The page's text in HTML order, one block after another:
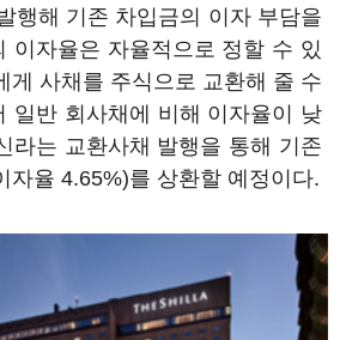
행해 기존 차입금의 이자 부담을
이자율은 자율적으로 정할 수 있
게 사채를 주식으로 교환해 줄 수
일반 회사채에 비해 이자율이 낮
라는 교환사채 발행을 통해 기존
자율 4.65%)를 상환할 예정이다.